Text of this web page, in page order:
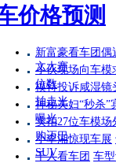
价格预测
新富豪看车团偶
文大赛
小伙现场向车模
位数
模特投诉咸湿镜
拍走光
神秘夫妇“秒杀”
曝光
实拍27位车模场
购迈巴
小李湘惊现车展
SUV
千人看车团 车